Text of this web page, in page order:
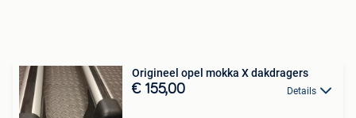
Origineel opel mokka X dakdragers
€ 155,00 Details